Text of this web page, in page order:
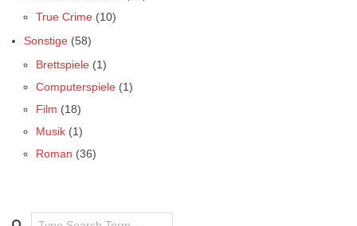
True Crime (10)
Sonstige (58)
Brettspiele (1)
Computerspiele (1)
Film (18)
Musik (1)
Roman (36)
Search